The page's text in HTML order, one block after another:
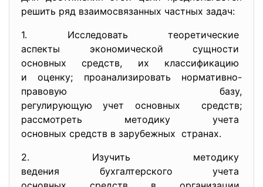
решить ряд взаимосвязанных частных задач:
1. Исследовать теоретические
аспекты экономической сущности
основных средств, их классификацию
и оценку; проанализировать нормативно-
правовую базу,
регулирующую учет основных средств;
рассмотреть методику учета
основных средств в зарубежных странах.
2. Изучить методику
ведения бухгалтерского учета